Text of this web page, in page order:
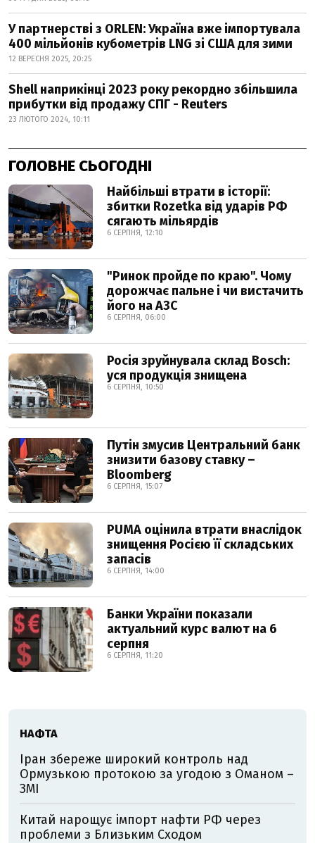
У партнерстві з ORLEN: Україна вже імпортувала
400 мільйонів кубометрів LNG зі США для зими
12 ВЕРЕСНЯ 2025, 20:25
Shell наприкінці 2023 року рекордно збільшила
прибутки від продажу СПГ - Reuters
23 ЛЮТОГО 2024, 10:11
ГОЛОВНЕ СЬОГОДНІ
Найбільші втрати в історії:
збитки Rozetka від ударів РФ
сягають мільярдів
6 СЕРПНЯ, 12:10
"Ринок пройде по краю". Чому
дорожчає пальне і чи вистачить
його на АЗС
6 СЕРПНЯ, 06:00
Росія зруйнувала склад Bosch:
уся продукція знищена
6 СЕРПНЯ, 10:50
Путін змусив Центральний банк
знизити базову ставку –
Bloomberg
6 СЕРПНЯ, 15:07
PUMA оцінила втрати внаслідок
знищення Росією її складських
запасів
6 СЕРПНЯ, 14:00
Банки України показали
актуальний курс валют на 6
серпня
6 СЕРПНЯ, 11:20
НАФТА
Іран збереже широкий контроль над
Ормузькою протокою за угодою з Оманом –
ЗМІ
Китай нарощує імпорт нафти РФ через
проблеми з Близьким Сходом